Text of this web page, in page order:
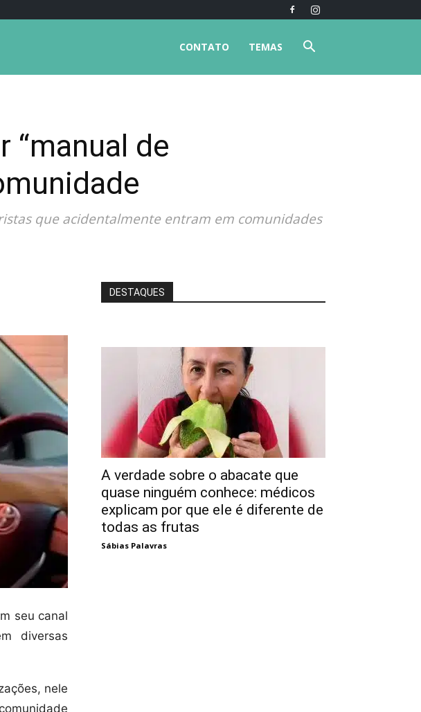
TEMAS
CONTATO
“manual de
que acidentalmente entram em comunidades
seu canal
diversas
nele
DESTAQUES
A verdade sobre o abacate que
quase ninguém conhece: médicos
explicam por que ele é diferente de
todas as frutas
Sábias Palavras